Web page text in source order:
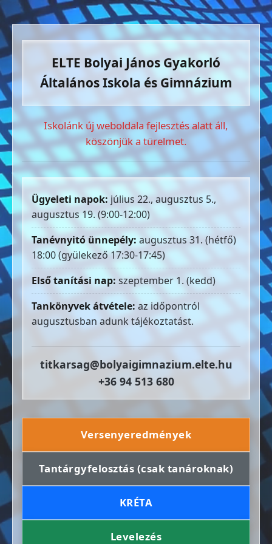
ELTE Bolyai János Gyakorló
Általános Iskola és Gimnázium
Iskolánk új weboldala fejlesztés alatt áll,
köszönjük a türelmet.
Ügyeleti napok: július 22., augusztus 5.,
augusztus 19. (9:00-12:00)
Tanévnyitó ünnepély: augusztus 31. (hétfő)
18:00 (gyülekező 17:30-17:45)
Első tanítási nap: szeptember 1. (kedd)
Tankönyvek átvétele: az időpontról
augusztusban adunk tájékoztatást.
titkarsag@bolyaigimnazium.elte.hu
+36 94 513 680
Versenyeredmények
Tantárgyfelosztás (csak tanároknak)
KRÉTA
Levelezés